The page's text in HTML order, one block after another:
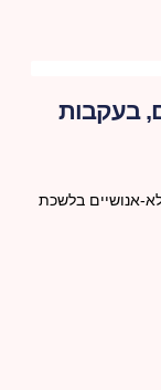
בעקבות
אנושיים בלשכת